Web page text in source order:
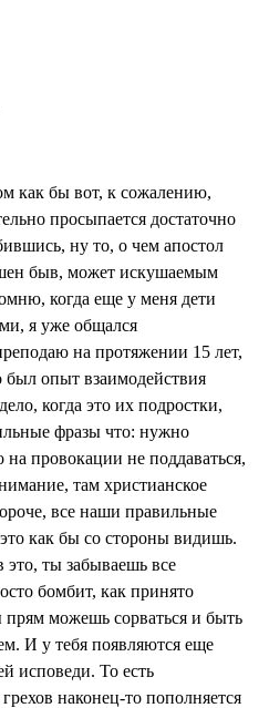
как бы вот, к сожалению,
просыпается достаточно
ну то, о чем апостол
быв, может искушаемым
когда еще у меня дети
я уже общался
на протяжении 15 лет,
был опыт взаимодействия
когда это их подростки,
фразы что: нужно
провокации не поддаваться,
там христианское
все наши правильные
как бы со стороны видишь.
это, ты забываешь все
бомбит, как принято
можешь сорваться и быть
И у тебя появляются еще
исповеди. То есть
наконец-то пополняется